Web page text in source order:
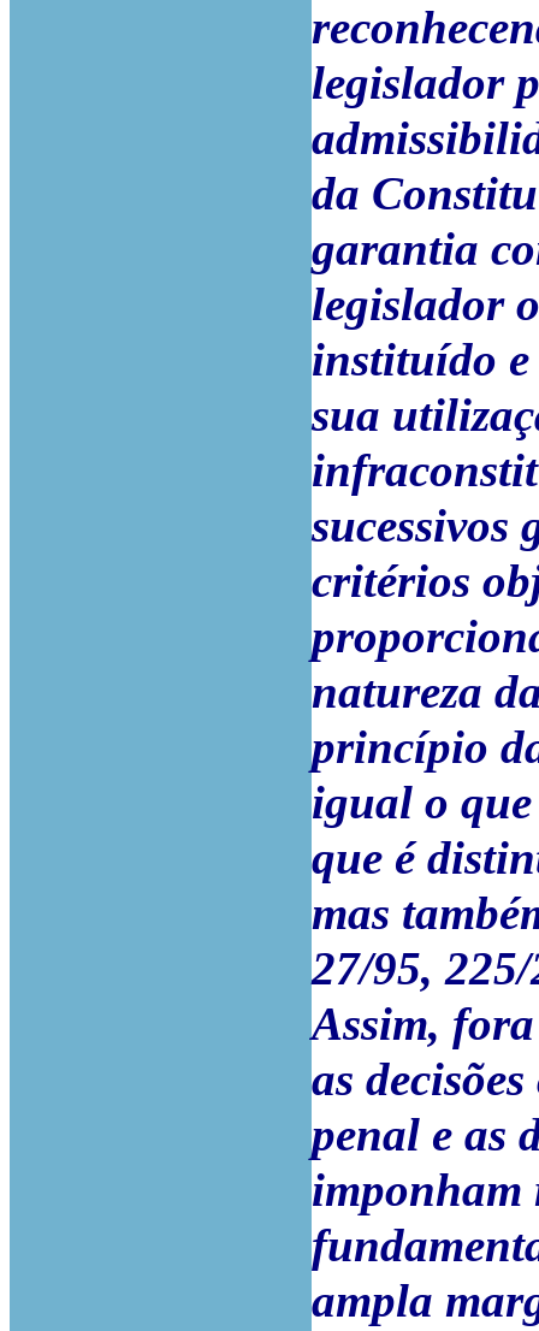
legislador
da
garantia
legislador
instituído e
sua
sucessivos
critérios
natureza
princípio
igual o
que é
mas
27/95,
Assim,
as
penal e as
imponham
ampla